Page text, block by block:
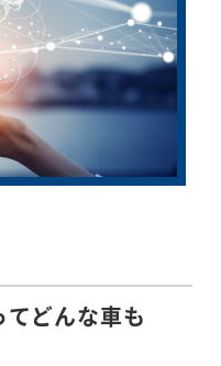
てどんな車も